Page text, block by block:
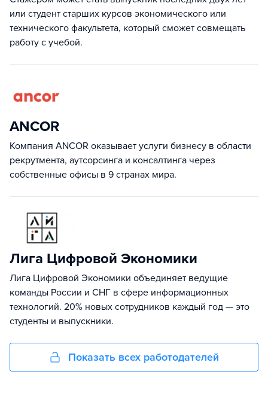
или студент старших курсов экономического или
технического факультета, который сможет совмещать
работу с учебой.
ANCOR
Компания ANCOR оказывает услуги бизнесу в области
рекрутмента, аутсорсинга и консалтинга через
собственные офисы в 9 странах мира.
Лига Цифровой Экономики
Лига Цифровой Экономики объединяет ведущие
команды России и СНГ в сфере информационных
технологий. 20% новых сотрудников каждый год — это
студенты и выпускники.
Показать всех работодателей